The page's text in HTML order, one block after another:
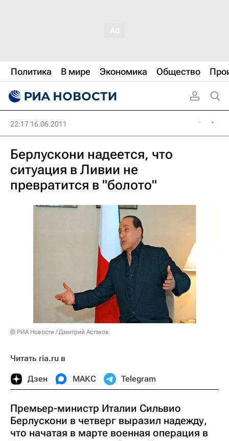
Политика В мире Экономика Общество
22:17 16.06.2011
Берлускони надеется, что
ситуация в Ливии не
превратится в "болото"
© РИА Новости / Дмитрий Астахов
Читать ria.ru в
Дзен МАКС Telegram
Премьер-министр Италии Сильвио
Берлускони в четверг выразил надежду,
что начатая в марте военная операция в